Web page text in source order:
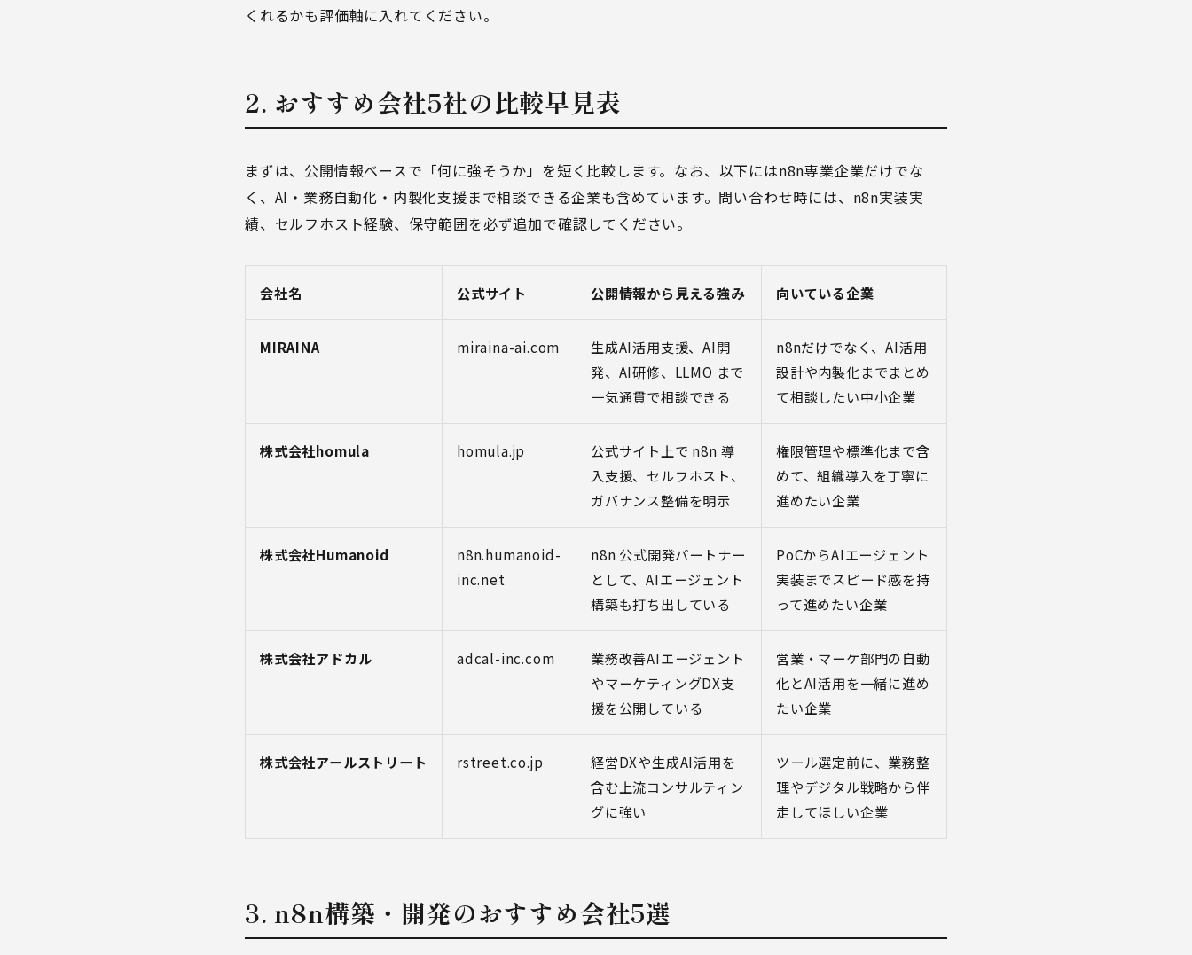
くれるかも評価軸に入れてください。
2. おすすめ会社5社の比較早見表
まずは、公開情報ベースで「何に強そうか」を短く比較します。なお、以下にはn8n専業企業だけでな
く、AI・業務自動化・内製化支援まで相談できる企業も含めています。問い合わせ時には、n8n実装実
績、セルフホスト経験、保守範囲を必ず追加で確認してください。
会社名 公式サイト 公開情報から見える強み 向いている企業
MIRAINA miraina-ai.com
生成AI活用支援、AI開
発、AI研修、LLMO まで
一気通貫で相談できる
n8nだけでなく、AI活用
設計や内製化までまとめ
て相談したい中小企業
株式会社homula homula.jp
公式サイト上で n8n 導
入支援、セルフホスト、
ガバナンス整備を明示
権限管理や標準化まで含
めて、組織導入を丁寧に
進めたい企業
株式会社Humanoid
n8n.humanoid-
inc.net
n8n 公式開発パートナー
として、AIエージェント
構築も打ち出している
PoCからAIエージェント
実装までスピード感を持
って進めたい企業
株式会社アドカル adcal-inc.com
業務改善AIエージェント
やマーケティングDX支
援を公開している
営業・マーケ部門の自動
化とAI活用を一緒に進め
たい企業
株式会社アールストリート rstreet.co.jp
経営DXや生成AI活用を
含む上流コンサルティン
グに強い
ツール選定前に、業務整
理やデジタル戦略から伴
走してほしい企業
3. n8n構築・開発のおすすめ会社5選